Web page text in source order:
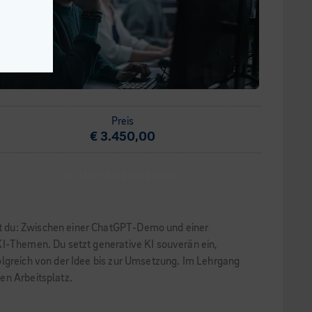
Preis
€ 3.450,00
Zwischen einer ChatGPT-Demo und einer
Themen. Du setzt generative KI souverän ein,
von der Idee bis zur Umsetzung. Im Lehrgang
Arbeitsplatz.